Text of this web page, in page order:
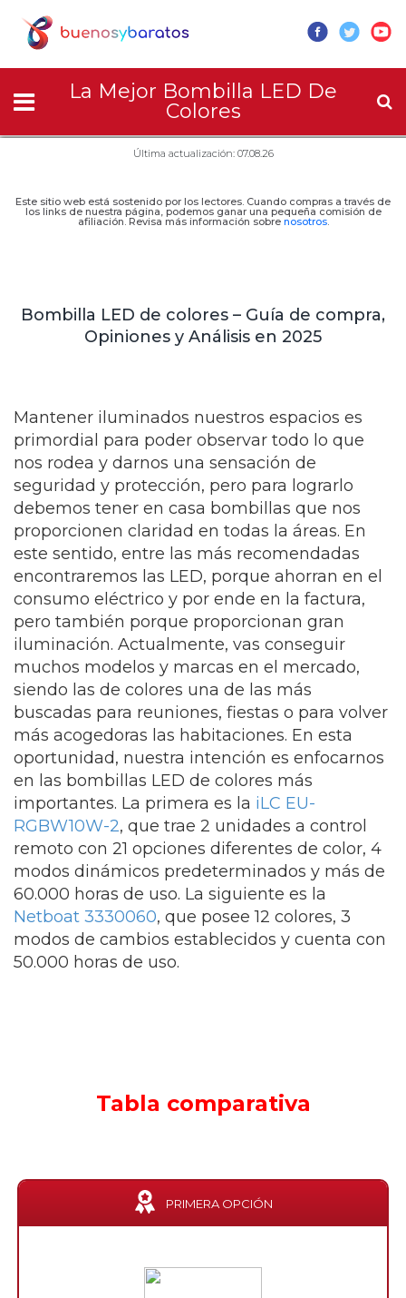
La Mejor Bombilla LED De
Colores
Última actualización: 07.08.26
Este sitio web está sostenido por los lectores. Cuando compras a través de
los links de nuestra página, podemos ganar una pequeña comisión de
afiliación. Revisa más información sobre nosotros.
Bombilla LED de colores – Guía de compra,
Opiniones y Análisis en 2025
Mantener iluminados nuestros espacios es
primordial para poder observar todo lo que
nos rodea y darnos una sensación de
seguridad y protección, pero para lograrlo
debemos tener en casa bombillas que nos
proporcionen claridad en todas la áreas. En
este sentido, entre las más recomendadas
encontraremos las LED, porque ahorran en el
consumo eléctrico y por ende en la factura,
pero también porque proporcionan gran
iluminación. Actualmente, vas conseguir
muchos modelos y marcas en el mercado,
siendo las de colores una de las más
buscadas para reuniones, fiestas o para volver
más acogedoras las habitaciones. En esta
oportunidad, nuestra intención es enfocarnos
en las bombillas LED de colores más
importantes. La primera es la iLC EU-
RGBW10W-2, que trae 2 unidades a control
remoto con 21 opciones diferentes de color, 4
modos dinámicos predeterminados y más de
60.000 horas de uso. La siguiente es la
Netboat 3330060, que posee 12 colores, 3
modos de cambios establecidos y cuenta con
50.000 horas de uso.
Tabla comparativa
PRIMERA OPCIÓN